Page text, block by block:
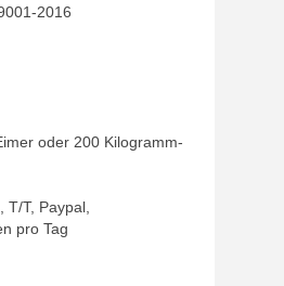
2016
oder 200 Kilogramm-
T, Paypal,
pro Tag